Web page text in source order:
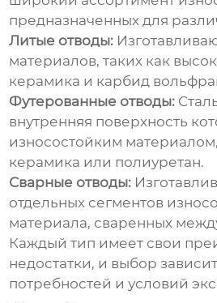
предназначенных для
Литые отводы:
материалов, таких как
керамика и карбид
Футерованные отводы:
внутренняя поверхность
износостойким
керамика или полиуретан.
Сварные отводы:
отдельных сегментов
материала, сваренных
Каждый тип имеет свои
недостатки, и выбор
потребностей и условий